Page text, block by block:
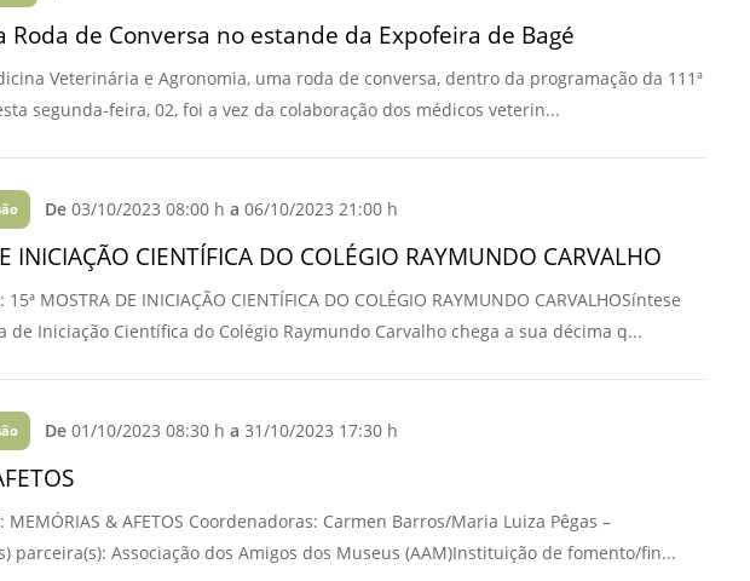
Regimento CEUA
Orientação para
Descarte - URCAMP
de Topografia
Normas Laboratório
de Materiais
de Botânica
Institucional 2023-2027
Roda de Conversa no estande da Expofeira de Bagé
Veterinária e Agronomia, uma roda de conversa, dentro da programação da 111ª
segunda-feira, 02, foi a vez da colaboração dos médicos veterin...
De03/10/2023 08:00 h a 06/10/2023 21:00 h
INICIAÇÃO CIENTÍFICA DO COLÉGIO RAYMUNDO CARVALHO
15ª MOSTRA DE INICIAÇÃO CIENTÍFICA DO COLÉGIO RAYMUNDO CARVALHOSíntese
de Iniciação Científica do Colégio Raymundo Carvalho chega a sua décima q...
De01/10/2023 08:30 h a 31/10/2023 17:30 h
MEMÓRIAS & AFETOS Coordenadoras: Carmen Barros/Maria Luiza Pêgas –
parceira(s): Associação dos Amigos dos Museus (AAM)Instituição de fomento/fin...